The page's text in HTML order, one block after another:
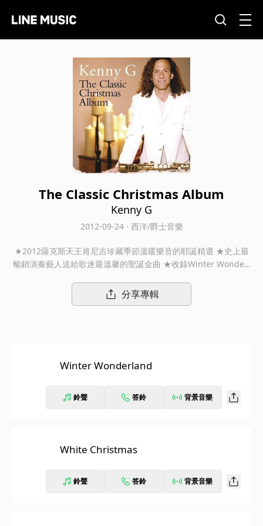
The Classic Christmas Album
Kenny G
2012-09-24 · 西洋/爵士音樂
★2012薩克斯天王肯尼吉珍藏季節溫暖樂音的耶誕精選 ★史上最
暢銷演奏藝人送給歌迷最溫馨的聖誕金曲 ★收錄Winter Wonderl
as、Silent Nigh等
分享專輯
Winter Wonderland
鈴聲 答鈴 背景音樂
White Christmas
鈴聲 答鈴 背景音樂